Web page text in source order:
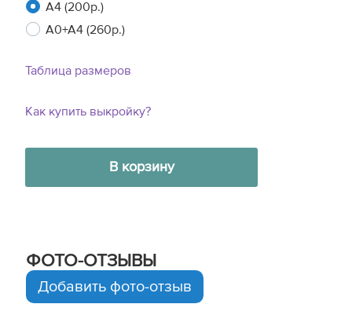
A4 (200р.)
A0+A4 (260р.)
Таблица размеров
Как купить выкройку?
В корзину
ФОТО-ОТЗЫВЫ
Добавить фото-отзыв